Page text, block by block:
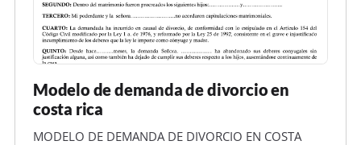
Modelo de demanda de divorcio en
costa rica
MODELO DE DEMANDA DE DIVORCIO EN COSTA